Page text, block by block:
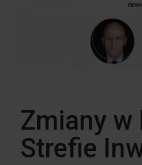
Zmiany w
Strefie